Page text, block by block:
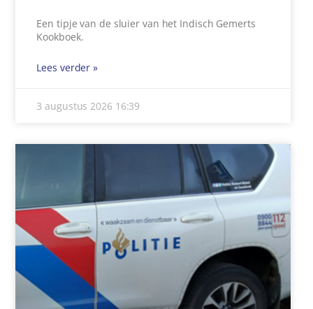
Een tipje van de sluier van het Indisch Gemerts
Kookboek.
Lees verder »
3 augustus 2026 16:39